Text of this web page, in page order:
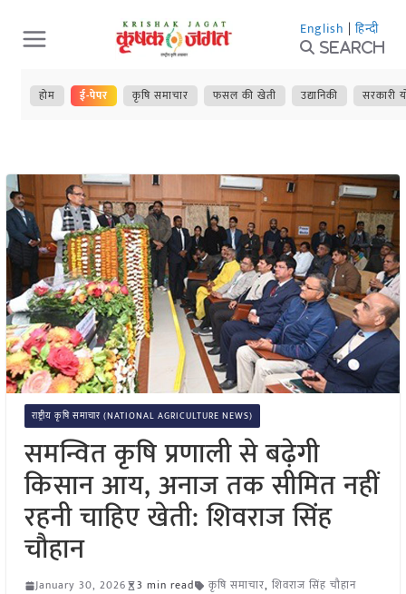
Skip
to
content
English | हिन्दी
Search
होम ई-पेपर कृषि समाचार फसल की खेती उद्यानिकी सरकारी
राष्ट्रीय कृषि समाचार (NATIONAL AGRICULTURE NEWS)
समन्वित कृषि प्रणाली से बढ़ेगी
किसान आय, अनाज तक सीमित नहीं
रहनी चाहिए खेती: शिवराज सिंह
चौहान
January 30, 2026 3 min read कृषि समाचार, शिवराज सिंह चौहान